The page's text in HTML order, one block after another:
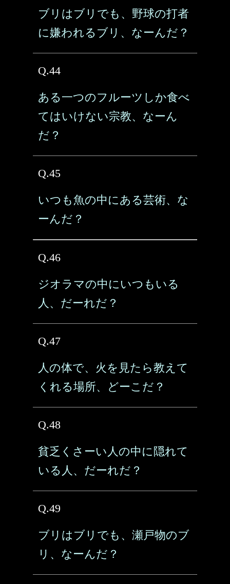
ブリはブリでも、野球の打者
に嫌われるブリ、なーんだ？
Q.44
ある一つのフルーツしか食べ
てはいけない宗教、なーん
だ？
Q.45
いつも魚の中にある芸術、な
ーんだ？
Q.46
ジオラマの中にいつもいる
人、だーれだ？
Q.47
人の体で、火を見たら教えて
くれる場所、どーこだ？
Q.48
貧乏くさーい人の中に隠れて
いる人、だーれだ？
Q.49
ブリはブリでも、瀬戸物のブ
リ、なーんだ？